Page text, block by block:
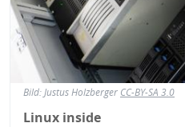
Bild:Justus Holzberger CC-BY-SA 3.0
Linux inside